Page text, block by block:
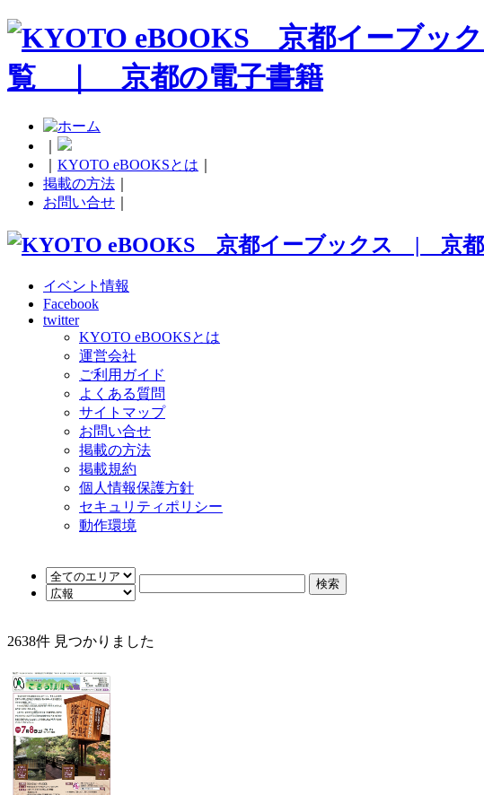
KYOTO eBOOKSとは
掲載の方法
お問い合せ
イベント情報
Facebook
twitter
KYOTO eBOOKSとは
運営会社
ご利用ガイド
よくある質問
サイトマップ
お問い合せ
掲載の方法
掲載規約
個人情報保護方針
セキュリティポリシー
動作環境
2638件 見つかりました